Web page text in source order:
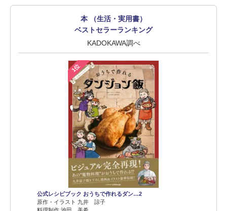
本 （生活・実用書）
ベストセラーランキング
KADOKAWA調べ
1位
公式レシピブック おうちで作れるダン…2
原作・イラスト 九井 諒子